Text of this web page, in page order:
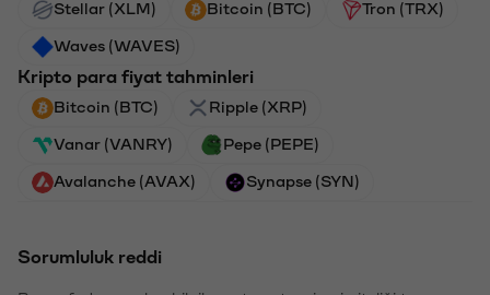
Stellar (XLM) Bitcoin (BTC) Tron (TRX)
Waves (WAVES)
Kripto para fiyat tahminleri
Bitcoin (BTC) Ripple (XRP)
Vanar (VANRY) Pepe (PEPE)
Avalanche (AVAX) Synapse (SYN)
Sorumluluk reddi